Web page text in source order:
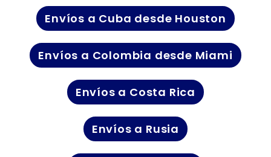
Envíos a Cuba desde Houston
Envíos a Colombia desde Miami
Envíos a Costa Rica
Envíos a Rusia